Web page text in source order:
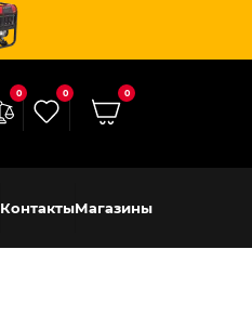
0 0 0
КонтактыМагазины